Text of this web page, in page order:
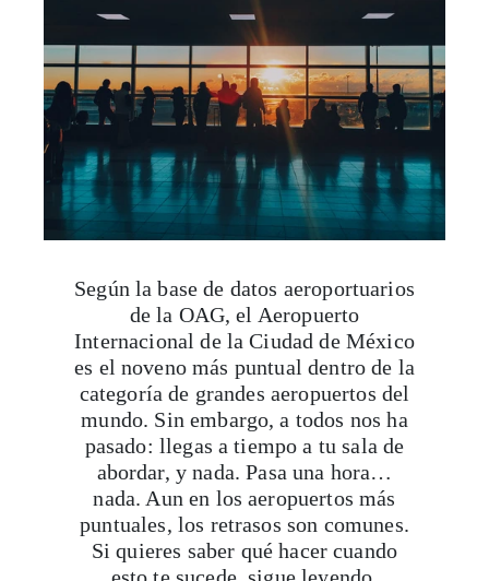
Según la base de datos aeroportuarios
de la OAG, el Aeropuerto
Internacional de la Ciudad de México
es el noveno más puntual dentro de la
categoría de grandes aeropuertos del
mundo. Sin embargo, a todos nos ha
pasado: llegas a tiempo a tu sala de
abordar, y nada. Pasa una hora…
nada. Aun en los aeropuertos más
puntuales, los retrasos son comunes.
Si quieres saber qué hacer cuando
esto te sucede, sigue leyendo.